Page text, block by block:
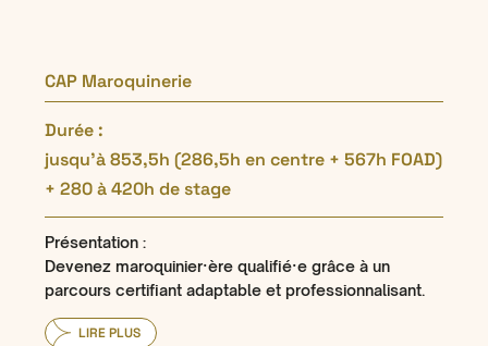
CAP Maroquinerie
Durée :
jusqu’à 853,5h (286,5h en centre + 567h FOAD)
+ 280 à 420h de stage
Présentation :
Devenez maroquinier·ère qualifié·e grâce à un
parcours certifiant adaptable et professionnalisant.
LIRE PLUS